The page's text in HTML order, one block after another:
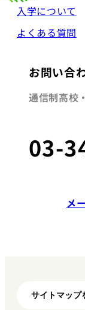
入学について
よくある質問
お問い合
通信制高校
03-
メ
サイトマップ